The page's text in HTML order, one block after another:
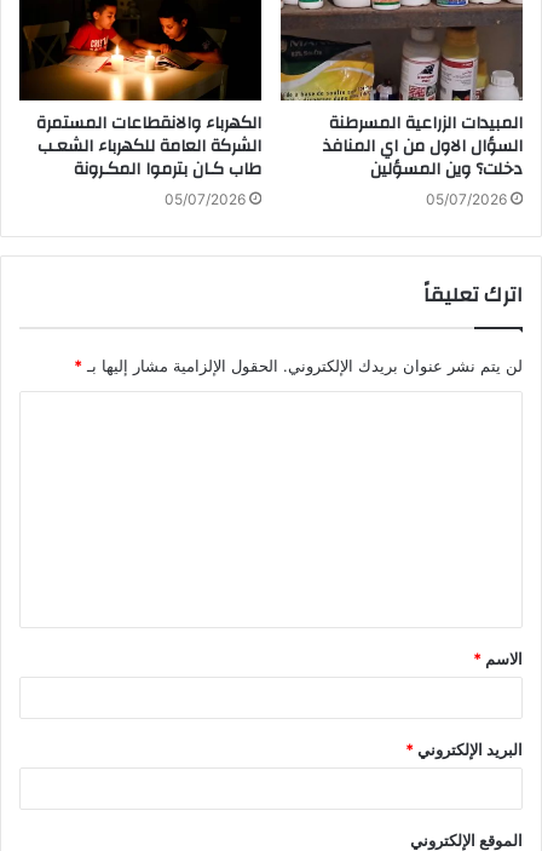
المبيدات‭ ‬الزراعية‭ ‬المسرطنة
‬دخلت؟‭ ‬وين‭ ‬المسؤلين
05/07/2026
الكهرباء‭ ‬والانقطاعات‭ ‬المستمرة
‬طاب‭ ‬كـان‭ ‬بترموا‭ ‬المكـرونة
05/07/2026
اترك تعليقاً
لن يتم نشر عنوان بريدك الإلكتروني. الحقول الإلزامية مشار إليها بـ *
ق
*
الاسم *
البريد الإلكتروني*
الموقع الإلكتروني